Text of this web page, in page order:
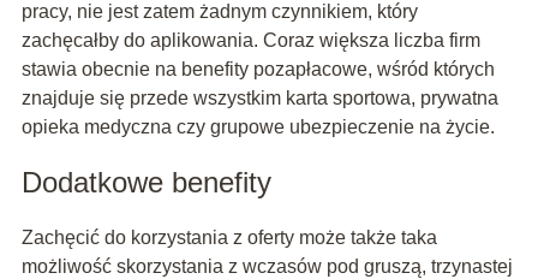
pracy, nie jest zatem żadnym czynnikiem, który
zachęcałby do aplikowania. Coraz większa liczba firm
stawia obecnie na benefity pozapłacowe, wśród których
znajduje się przede wszystkim karta sportowa, prywatna
opieka medyczna czy grupowe ubezpieczenie na życie.
Dodatkowe benefity
Zachęcić do korzystania z oferty może także taka
możliwość skorzystania z wczasów pod gruszą, trzynastej